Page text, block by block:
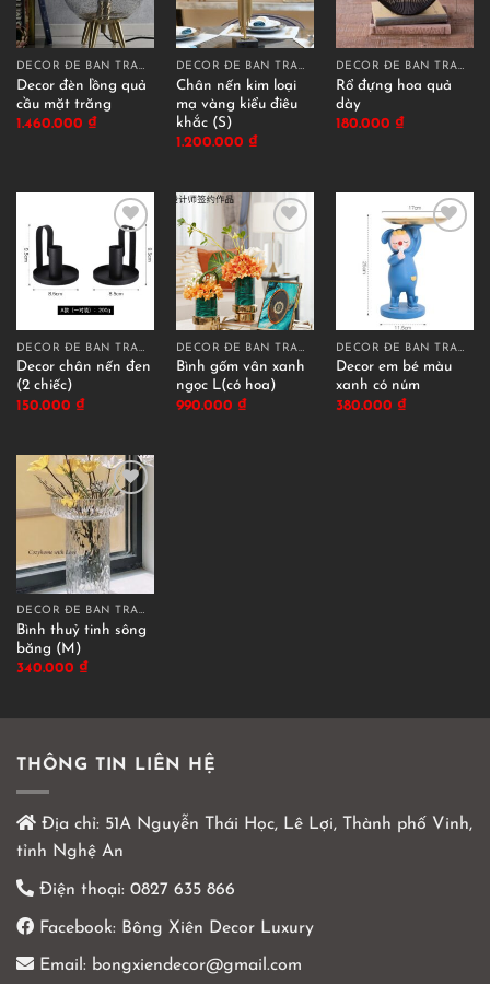
DECOR ĐỂ BÀN TRANG TRÍ
Decor đèn lồng quả
cầu mặt trăng
1.460.000 ₫
DECOR ĐỂ BÀN TRANG TRÍ
Chân nến kim loại
mạ vàng kiểu điêu
khắc (S)
1.200.000 ₫
DECOR ĐỂ BÀN TRANG TRÍ
Rổ đựng hoa quả
dày
180.000 ₫
DECOR ĐỂ BÀN TRANG TRÍ
Decor chân nến đen
(2 chiếc)
150.000 ₫
DECOR ĐỂ BÀN TRANG TRÍ
Bình gốm vân xanh
ngọc L(có hoa)
990.000 ₫
DECOR ĐỂ BÀN TRANG TRÍ
Decor em bé màu
xanh có núm
380.000 ₫
DECOR ĐỂ BÀN TRANG TRÍ
Bình thuỷ tinh sông
băng (M)
340.000 ₫
THÔNG TIN LIÊN HỆ
Địa chỉ: 51A Nguyễn Thái Học, Lê Lợi, Thành phố Vinh,
tỉnh Nghệ An
Điện thoại: 0827 635 866
Facebook: Bông Xiên Decor Luxury
Email: bongxiendecor@gmail.com